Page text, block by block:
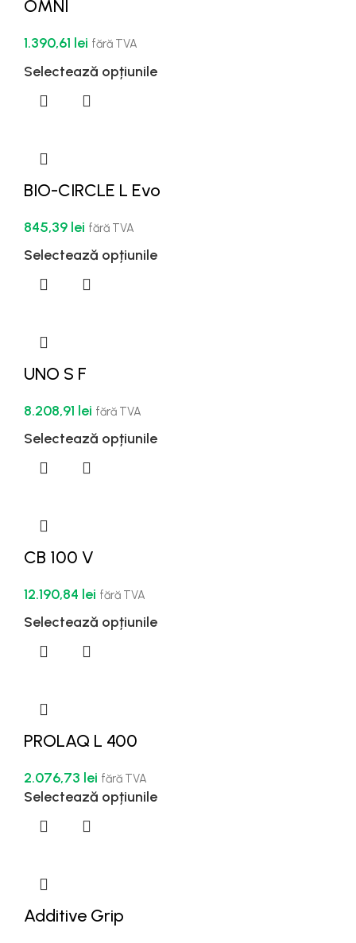
OMNI
1.390,61 lei fără TVA
Selectează opțiunile
BIO-CIRCLE L Evo
845,39 lei fără TVA
Selectează opțiunile
UNO S F
8.208,91 lei fără TVA
Selectează opțiunile
CB 100 V
12.190,84 lei fără TVA
Selectează opțiunile
PROLAQ L 400
2.076,73 lei fără TVA
Selectează opțiunile
Additive Grip